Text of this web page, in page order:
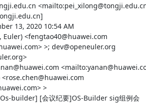
13, 2020 10:54 AM
Euler) <fengtao40@huawei.com
>; dev@openeuler.org
>
builder] [会议纪要]OS-Builder sig组例会